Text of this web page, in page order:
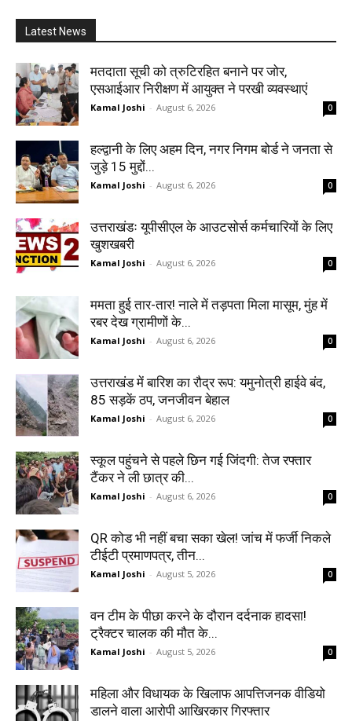
Latest News
मतदाता सूची को त्रुटिरहित बनाने पर जोर,
एसआईआर निरीक्षण में आयुक्त ने परखी व्यवस्थाएं
Kamal Joshi - August 6, 2026 0
हल्द्वानी के लिए अहम दिन, नगर निगम बोर्ड ने जनता से
जुड़े 15 मुद्दों...
Kamal Joshi - August 6, 2026 0
उत्तराखंडः यूपीसीएल के आउटसोर्स कर्मचारियों के लिए
खुशखबरी
Kamal Joshi - August 6, 2026 0
ममता हुई तार-तार! नाले में तड़पता मिला मासूम, मुंह में
रबर देख ग्रामीणों के...
Kamal Joshi - August 6, 2026 0
उत्तराखंड में बारिश का रौद्र रूप: यमुनोत्री हाईवे बंद,
85 सड़कें ठप, जनजीवन बेहाल
Kamal Joshi - August 6, 2026 0
स्कूल पहुंचने से पहले छिन गई जिंदगी: तेज रफ्तार
टैंकर ने ली छात्र की...
Kamal Joshi - August 6, 2026 0
QR कोड भी नहीं बचा सका खेल! जांच में फर्जी निकले
टीईटी प्रमाणपत्र, तीन...
Kamal Joshi - August 5, 2026 0
वन टीम के पीछा करने के दौरान दर्दनाक हादसा!
ट्रैक्टर चालक की मौत के...
Kamal Joshi - August 5, 2026 0
महिला और विधायक के खिलाफ आपत्तिजनक वीडियो
डालने वाला आरोपी आखिरकार गिरफ्तार